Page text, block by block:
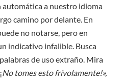
automática a nuestro idioma
camino por delante. En
no notarse, pero en
indicativo infalible. Busca
de uso extraño. Mira
No tomes esto frívolamente!»,